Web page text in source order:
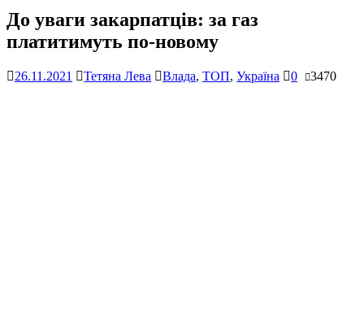
До уваги закарпатців: за газ
платитимуть по-новому
26.11.2021 Тетяна Лева Влада, ТОП, Україна 0 3470